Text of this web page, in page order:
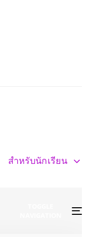
สำหรับนักเรียน